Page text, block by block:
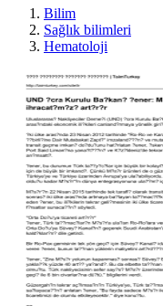
Bilim
Sağlık bilimleri
Hematoloji